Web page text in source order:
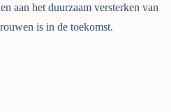
aan het duurzaam versterken van
is in de toekomst.